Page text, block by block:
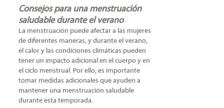
Consejos para una menstruación
saludable durante el verano
La menstruación puede afectar a las mujeres
de diferentes maneras, y durante el verano,
el calor y las condiciones climáticas pueden
tener un impacto adicional en el cuerpo y en
el ciclo menstrual. Por ello, es importante
tomar medidas adicionales que ayuden a
mantener una menstruación saludable
durante esta temporada.